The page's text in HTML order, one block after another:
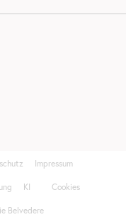
Impressum
KI Cookies
Belvedere